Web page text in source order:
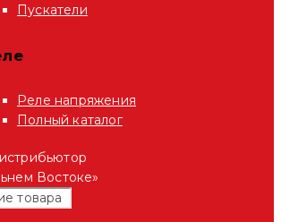
Пускатели
Реле напряжения
Полный каталог
Востоке»